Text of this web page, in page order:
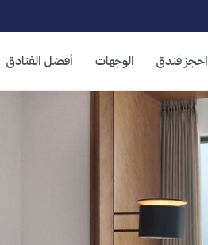
احجز فندق الوجهات أفضل الفنادق